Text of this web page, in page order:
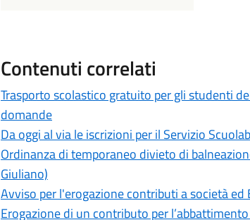
Contenuti correlati
Trasporto scolastico gratuito per gli studenti
domande
Da oggi al via le iscrizioni per il Servizio
Ordinanza di temporaneo divieto di
Giuliano)
Avviso per l'erogazione contributi a società
Erogazione di un contributo per